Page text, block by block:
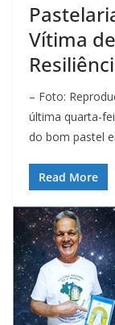
Vítima
– Foto:
última quarta-
do bom pastel
Read More